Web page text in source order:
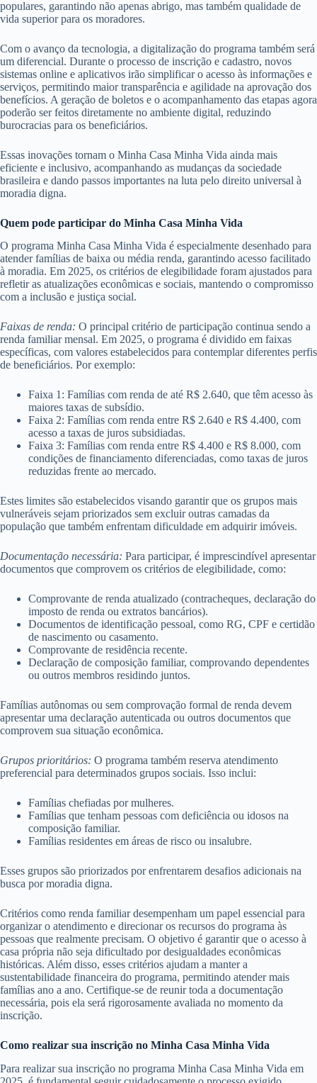
populares, garantindo não apenas abrigo, mas também qualidade de
vida superior para os moradores.
Com o avanço da tecnologia, a digitalização do programa também será
um diferencial. Durante o processo de inscrição e cadastro, novos
sistemas online e aplicativos irão simplificar o acesso às informações e
serviços, permitindo maior transparência e agilidade na aprovação dos
benefícios. A geração de boletos e o acompanhamento das etapas agora
poderão ser feitos diretamente no ambiente digital, reduzindo
burocracias para os beneficiários.
Essas inovações tornam o Minha Casa Minha Vida ainda mais
eficiente e inclusivo, acompanhando as mudanças da sociedade
brasileira e dando passos importantes na luta pelo direito universal à
moradia digna.
Quem pode participar do Minha Casa Minha Vida
O programa Minha Casa Minha Vida é especialmente desenhado para
atender famílias de baixa ou média renda, garantindo acesso facilitado
à moradia. Em 2025, os critérios de elegibilidade foram ajustados para
refletir as atualizações econômicas e sociais, mantendo o compromisso
com a inclusão e justiça social.
Faixas de renda: O principal critério de participação continua sendo a
renda familiar mensal. Em 2025, o programa é dividido em faixas
específicas, com valores estabelecidos para contemplar diferentes perfis
de beneficiários. Por exemplo:
Faixa 1: Famílias com renda de até R$ 2.640, que têm acesso às
maiores taxas de subsídio.
Faixa 2: Famílias com renda entre R$ 2.640 e R$ 4.400, com
acesso a taxas de juros subsidiadas.
Faixa 3: Famílias com renda entre R$ 4.400 e R$ 8.000, com
condições de financiamento diferenciadas, como taxas de juros
reduzidas frente ao mercado.
Estes limites são estabelecidos visando garantir que os grupos mais
vulneráveis sejam priorizados sem excluir outras camadas da
população que também enfrentam dificuldade em adquirir imóveis.
Documentação necessária: Para participar, é imprescindível apresentar
documentos que comprovem os critérios de elegibilidade, como:
Comprovante de renda atualizado (contracheques, declaração do
imposto de renda ou extratos bancários).
Documentos de identificação pessoal, como RG, CPF e certidão
de nascimento ou casamento.
Comprovante de residência recente.
Declaração de composição familiar, comprovando dependentes
ou outros membros residindo juntos.
Famílias autônomas ou sem comprovação formal de renda devem
apresentar uma declaração autenticada ou outros documentos que
comprovem sua situação econômica.
Grupos prioritários: O programa também reserva atendimento
preferencial para determinados grupos sociais. Isso inclui:
Famílias chefiadas por mulheres.
Famílias que tenham pessoas com deficiência ou idosos na
composição familiar.
Famílias residentes em áreas de risco ou insalubre.
Esses grupos são priorizados por enfrentarem desafios adicionais na
busca por moradia digna.
Critérios como renda familiar desempenham um papel essencial para
organizar o atendimento e direcionar os recursos do programa às
pessoas que realmente precisam. O objetivo é garantir que o acesso à
casa própria não seja dificultado por desigualdades econômicas
históricas. Além disso, esses critérios ajudam a manter a
sustentabilidade financeira do programa, permitindo atender mais
famílias ano a ano. Certifique-se de reunir toda a documentação
necessária, pois ela será rigorosamente avaliada no momento da
inscrição.
Como realizar sua inscrição no Minha Casa Minha Vida
Para realizar sua inscrição no programa Minha Casa Minha Vida em